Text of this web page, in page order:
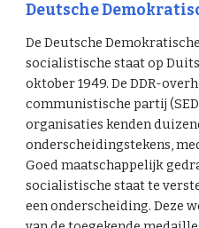
Deutsche
De Deutsche
socialistische staat op
oktober 1949. De DDR-
communistische partij
organisaties kenden
onderscheidingstekens,
Goed maatschappelijk
socialistische staat te
een onderscheiding. Deze